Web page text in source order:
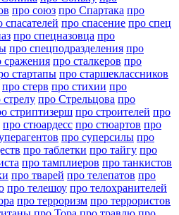
про союз про Спартака про
спасателей про спасение про спец
про спецназовца про
про спецподразделения про
сражения про сталкеров про
стартапы про старшеклассников
про стерв про стихии про
стрелу про Стрельцова про
стриптизерш про строителей про
про стюардесс про стюартов про
про суперсилы про
про таблетки про тайгу про
про тамплиеров про танкистов
про тварей про телепатов про
про телешоу про телохранителей
про терроризм про террористов